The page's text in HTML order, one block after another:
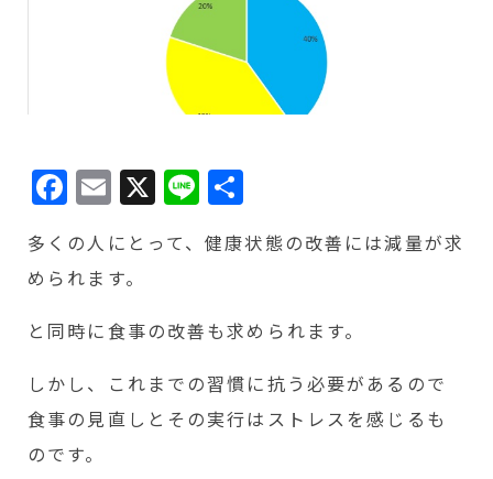
Facebook
Email
X Line
有
多くの人にとって、健康状態の改善には減量が求
められます。
と同時に食事の改善も求められます。
しかし、これまでの習慣に抗う必要があるので
食事の見直しとその実行はストレスを感じるも
のです。